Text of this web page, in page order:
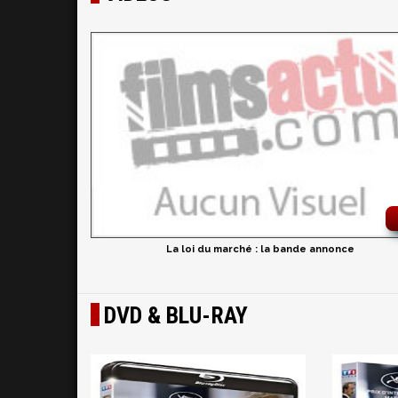
La loi du marché : la bande annonce
DVD & BLU-RAY